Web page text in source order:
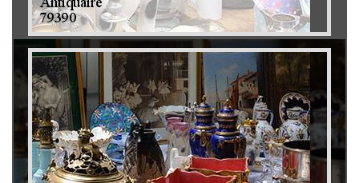
Débarras de grenier et cave 79